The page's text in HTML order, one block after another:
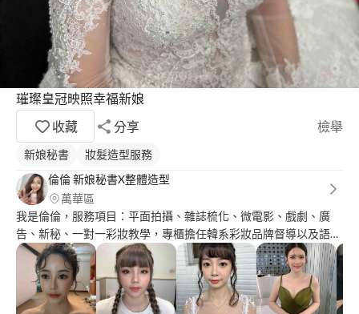
璀璨皇冠映照幸福新娘
收藏
分享 檢舉
新娘秘書
妝髮造型服務
倫倫 新娘秘書X整體造型
萬華區
我是倫倫，服務項目：平面拍攝、雜誌梳化、微電影、戲劇、廣
告、新秘、一對一彩妝教學，專櫃擔任韓系彩妝品牌督導以及語繡
補習班擔任新秘老師 秉持親切細心的服務態度，讓每個客人都可
以感受到我的貼心，與在造型上的熱情，希望有機會可以服務您❤️
以下是彩妝師履歷雲端提供給您參考，感謝。
https://drive.google.com/file/d/1qWXy-